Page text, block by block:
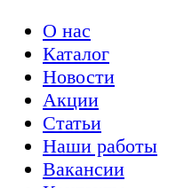
О нас
Каталог
Новости
Акции
Статьи
Наши работы
Вакансии